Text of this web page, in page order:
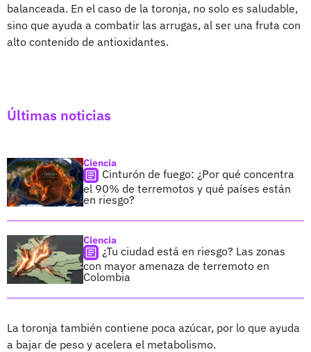
balanceada. En el caso de la toronja, no solo es saludable,
sino que ayuda a combatir las arrugas, al ser una fruta con
alto contenido de antioxidantes.
Últimas noticias
Ciencia
Cinturón de fuego: ¿Por qué concentra
el 90% de terremotos y qué países están
en riesgo?
Ciencia
¿Tu ciudad está en riesgo? Las zonas
con mayor amenaza de terremoto en
Colombia
La toronja también contiene poca azúcar, por lo que ayuda
a bajar de peso y acelera el metabolismo.